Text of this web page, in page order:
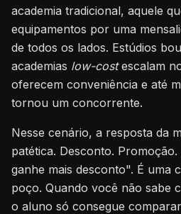
academia tradicional, aquele
equipamentos por uma
de todos os lados. Estúdios
academias low-costescalam
oferecem conveniência e até
tornou um concorrente.
Nesse cenário, a resposta da
patética. Desconto.
ganhe mais desconto". É uma
poço. Quando você não sabe
o aluno só consegue